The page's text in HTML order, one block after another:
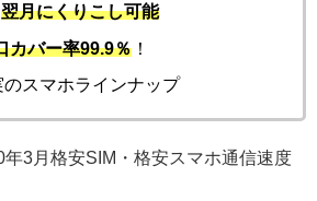
翌月にくりこし可能
カバー率99.9％ ！
スマホラインナップ
3月格安SIM・格安スマホ通信速度